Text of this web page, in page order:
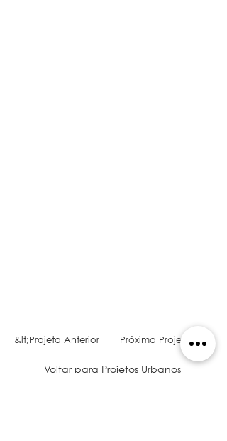
&lt;Projeto Anterior Próximo Projeto&gt;
Voltar para Projetos Urbanos